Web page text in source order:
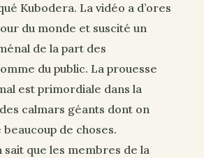
Kubodera. La vidéo a d’ores
du monde et suscité un
de la part des
du public. La prouesse
est primordiale dans la
calmars géants dont on
de choses.
sait que les membres de la